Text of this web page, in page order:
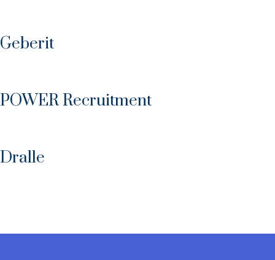
Geberit
POWER Recruitment
Dralle